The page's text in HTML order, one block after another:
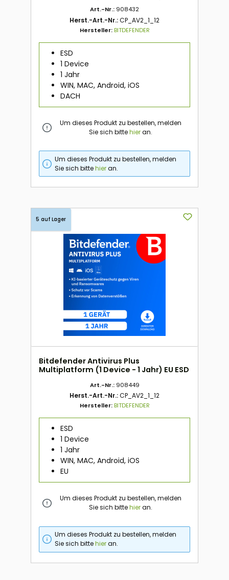
Art.-Nr.: 908432
Herst.-Art.-Nr.:CP_AV2_1_12
Hersteller:BITDEFENDER
ESD
1 Device
1 Jahr
WIN, MAC, Android, iOS
DACH
Um dieses Produkt zu bestellen, melden
Sie sich bittehieran.
Um dieses Produkt zu bestellen, melden
Sie sich bittehieran.
5 auf Lager
Bitdefender Antivirus Plus
Multiplatform (1 Device - 1 Jahr) EU ESD
Art.-Nr.: 908449
Herst.-Art.-Nr.:CP_AV2_1_12
Hersteller:BITDEFENDER
ESD
1 Device
1 Jahr
WIN, MAC, Android, iOS
EU
Um dieses Produkt zu bestellen, melden
Sie sich bittehieran.
Um dieses Produkt zu bestellen, melden
Sie sich bittehieran.